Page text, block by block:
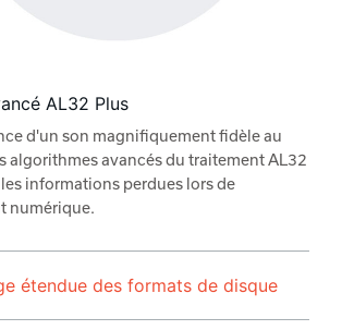
AL32 Plus
d'un son magnifiquement fidèle au
algorithmes avancés du traitement AL32
informations perdues lors de
numérique.
étendue des formats de disque